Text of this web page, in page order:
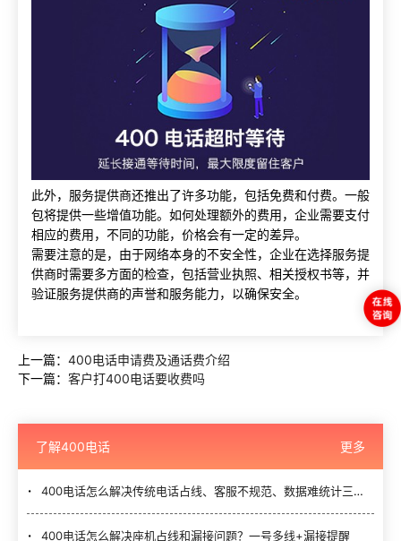
此外，服务提供商还推出了许多功能，包括免费和付费。一般
包将提供一些增值功能。如何处理额外的费用，企业需要支付
相应的费用，不同的功能，价格会有一定的差异。
需要注意的是，由于网络本身的不安全性，企业在选择服务提
供商时需要多方面的检查，包括营业执照、相关授权书等，并
验证服务提供商的声誉和服务能力，以确保安全。
上一篇： 400电话申请费及通话费介绍
下一篇： 客户打400电话要收费吗
了解400电话 更多
400电话怎么解决传统电话占线、客服不规范、数据难统计三大难题？
400电话怎么解决座机占线和漏接问题？一号多线+漏接提醒